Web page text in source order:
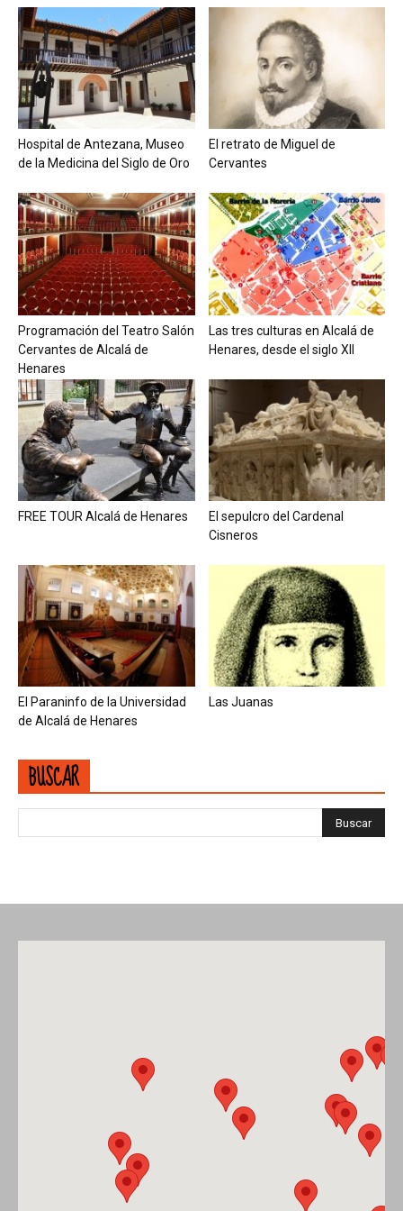
Hospital de Antezana, Museo
de la Medicina del Siglo de Oro
El retrato de Miguel de
Cervantes
Programación del Teatro Salón
Cervantes de Alcalá de
Henares
Las tres culturas en Alcalá de
Henares, desde el siglo XII
FREE TOUR Alcalá de Henares
El sepulcro del Cardenal
Cisneros
El Paraninfo de la Universidad
de Alcalá de Henares
Las Juanas
BUSCAR